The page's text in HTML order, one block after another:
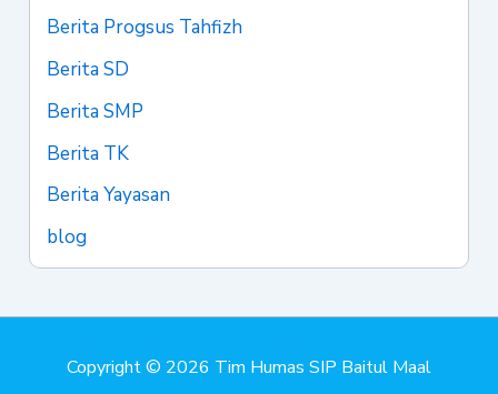
Berita Progsus Tahfizh
Berita SD
Berita SMP
Berita TK
Berita Yayasan
blog
Copyright © 2026 Tim Humas SIP Baitul Maal